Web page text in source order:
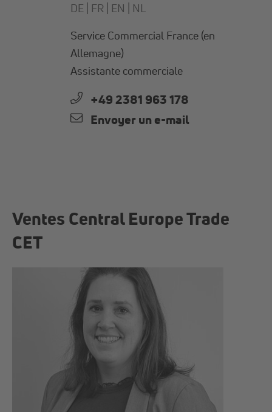
DE | FR | EN | NL
Service Commercial France (en
Allemagne)
Assistante commerciale
+49 2381 963 178
Envoyer un e-mail
Ventes Central Europe Trade
CET